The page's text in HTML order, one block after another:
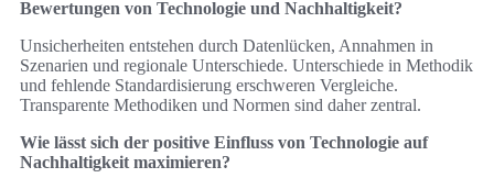
Bewertungen von Technologie und Nachhaltigkeit?
Unsicherheiten entstehen durch Datenlücken, Annahmen in
Szenarien und regionale Unterschiede. Unterschiede in Methodik
und fehlende Standardisierung erschweren Vergleiche.
Transparente Methodiken und Normen sind daher zentral.
Wie lässt sich der positive Einfluss von Technologie auf
Nachhaltigkeit maximieren?